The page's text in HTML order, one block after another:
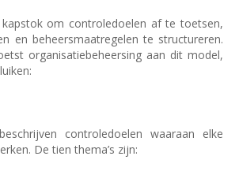
om controledoelen af te toetsen,
en beheersmaatregelen te structureren.
organisatiebeheersing aan dit model,
controledoelen waaraan elke
De tien thema’s zijn: